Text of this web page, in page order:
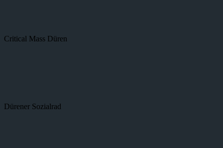
Critical Mass Düren
Dürener Sozialrad